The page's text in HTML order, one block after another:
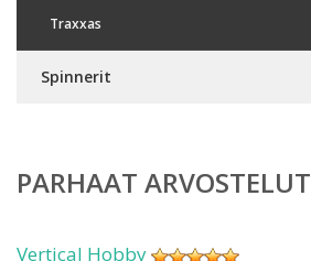
Traxxas
Spinnerit
PARHAAT ARVOSTELUT
Vertical Hobby